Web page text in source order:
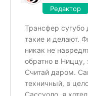
Редактор
Трансфер
такие и делают.
никак не
обратно в Ниццу,
Считай даром.
техничный, в
Сассуоло, я